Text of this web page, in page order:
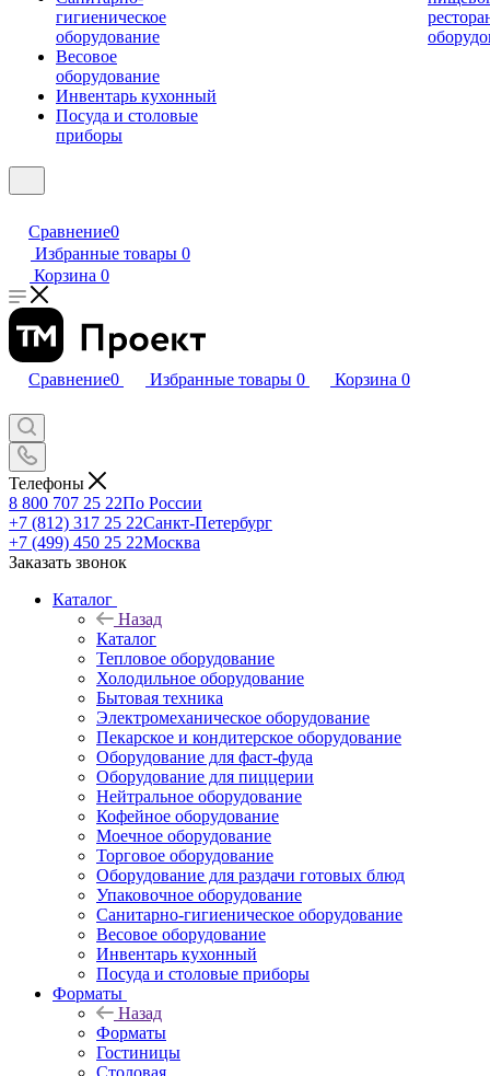
гигиеническое
оборудование
Весовое
оборудование
Инвентарь кухонный
Посуда и столовые
приборы
Сравнение0
Избранные товары 0
Корзина 0
Сравнение0 Избранные товары 0 Корзина 0
Телефоны
8 800 707 25 22По России
+7 (812) 317 25 22Санкт-Петербург
+7 (499) 450 25 22Москва
Заказать звонок
Каталог
Назад
Каталог
Тепловое оборудование
Холодильное оборудование
Бытовая техника
Электромеханическое оборудование
Пекарское и кондитерское оборудование
Оборудование для фаст-фуда
Оборудование для пиццерии
Нейтральное оборудование
Кофейное оборудование
Моечное оборудование
Торговое оборудование
Оборудование для раздачи готовых блюд
Упаковочное оборудование
Санитарно-гигиеническое оборудование
Весовое оборудование
Инвентарь кухонный
Посуда и столовые приборы
Форматы
Назад
Форматы
Гостиницы
Столовая